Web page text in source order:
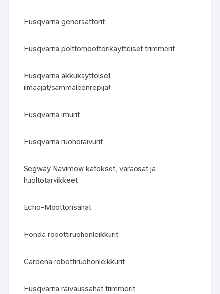
Husqvarna generaattorit
Husqvarna polttomoottorikäyttöiset trimmerit
Husqvarna akkukäyttöiset
ilmaajat/sammaleenrepijät
Husqvarna imurit
Husqvarna ruohoraivurit
Segway Navimow katokset, varaosat ja
huoltotarvikkeet
Echo-Moottorisahat
Honda robottiruohonleikkurit
Gardena robottiruohonleikkurit
Husqvarna raivaussahat trimmerit